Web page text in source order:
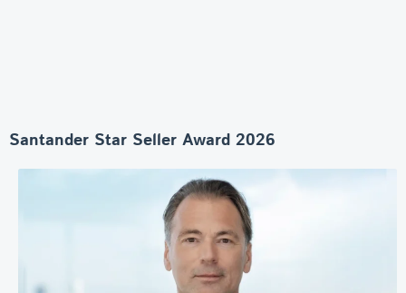
Santander Star Seller Award 2026